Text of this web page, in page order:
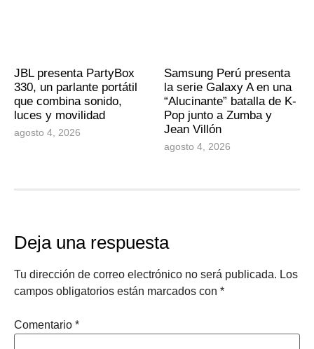
JBL presenta PartyBox
330, un parlante portátil
que combina sonido,
luces y movilidad
agosto 4, 2026
Samsung Perú presenta
la serie Galaxy A en una
“Alucinante” batalla de K-
Pop junto a Zumba y
Jean Villón
agosto 4, 2026
Deja una respuesta
Tu dirección de correo electrónico no será publicada. Los
campos obligatorios están marcados con *
Comentario *